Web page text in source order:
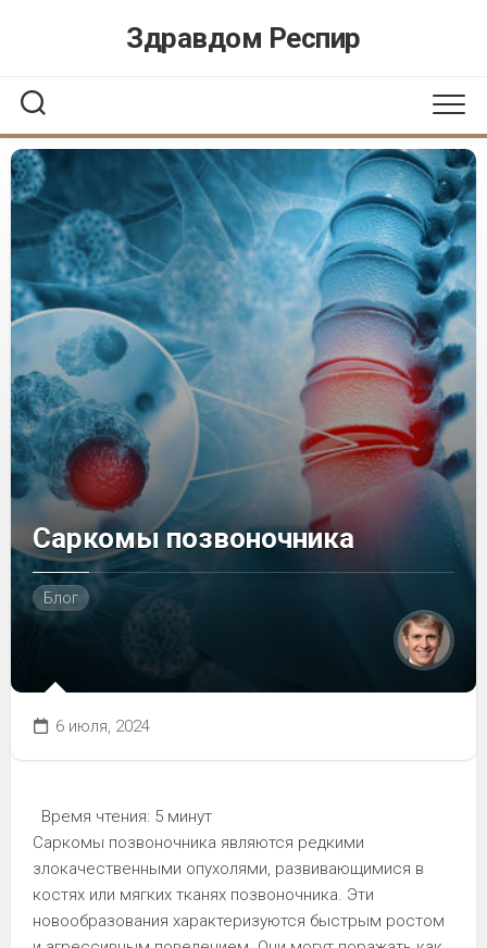
Здравдом Респир
Саркомы позвоночника
Блог
6 июля, 2024
Время чтения: 5 минут
Саркомы позвоночника являются редкими
злокачественными опухолями, развивающимися в
костях или мягких тканях позвоночника. Эти
новообразования характеризуются быстрым ростом